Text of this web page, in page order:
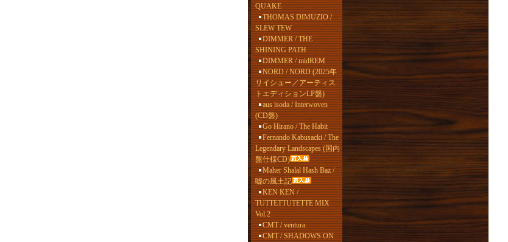
QUAKE
THOMAS DIMUZIO /
SLEW TEW
DIMMER / THE
SHINING PATH
DIMMER / midREM
NORD / NORD (2025年
リイシュー／アーティス
トエディションLP盤)
aus isoda / Interwoven
(CD盤)
Go Hirano / The Habit
Fernando Kabusacki / The
Legendary Landscapes (国内
盤仕様CD)
Maher Shalal Hash Baz /
嘘の風土記
KEN KEN /
TUTTETTUTETTE MIX
Vol.2
CMT / ventura
CMT / SHADOWS ON